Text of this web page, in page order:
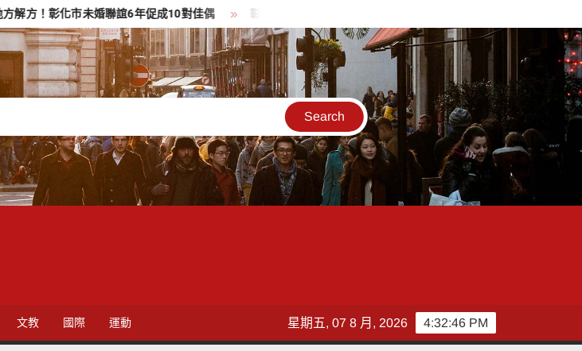
化市未婚聯誼6年促成10對佳偶 彰化縣長參選人魏平政率議員團隊攜手造勢 盼翻轉彰化打造新局
文教 國際 運動 4:32:47 PM
星期五, 07 8 月, 2026